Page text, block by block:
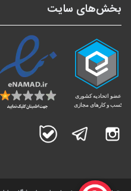
بخش‌های سایت
اینستاگرام تلگرام